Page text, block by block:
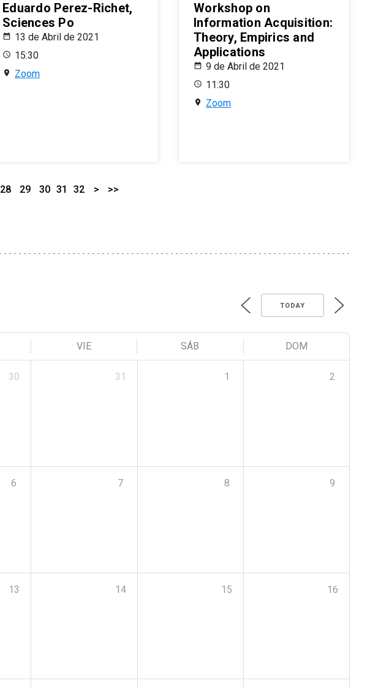
Eduardo Perez-Richet,
Sciences Po
13 de Abril de 2021
15:30
Zoom
Workshop on
Information Acquisition:
Theory, Empirics and
Applications
9 de Abril de 2021
11:30
Zoom
28 29 30 31 32 > >>
TODAY
VIE SÁB DOM
30 31 1 2
6 7 8 9
13 14 15 16